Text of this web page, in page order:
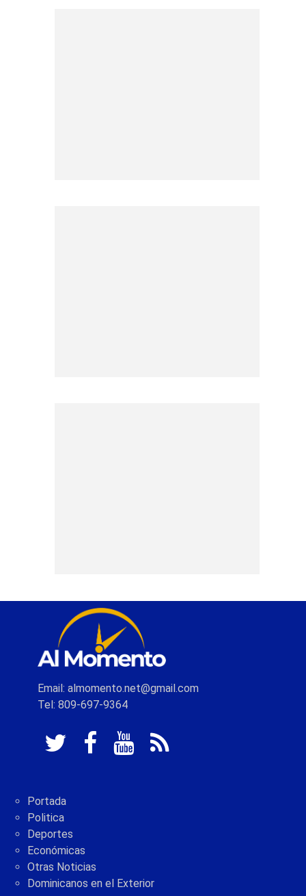
Email: almomento.net@gmail.com
Tel: 809-697-9364
Portada
Politica
Deportes
Económicas
Otras Noticias
Dominicanos en el Exterior